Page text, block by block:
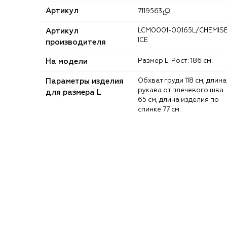
Артикул 7119563
Артикул
производителя
LCM0001-00165L/CHEMISE
ICE
На модели Размер L. Рост: 186 см.
Параметры изделия
для размера L
Обхват груди 118 см, длина
рукава от плечевого шва
65 см, длина изделия по
спинке 77 см.